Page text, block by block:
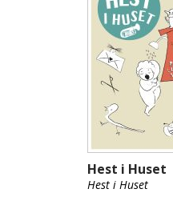
Hest i Huset
Hest i Huset